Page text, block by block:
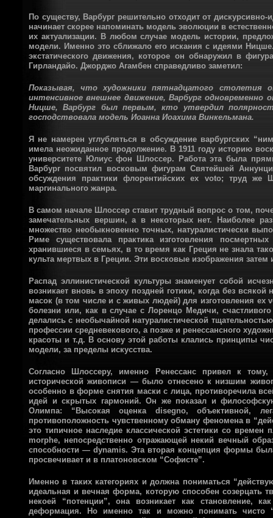
По существу, Варбург решительно отходит от
начинает скорее напоминать модель эволюции в
их актуализации. В любом случае модель истории,
модели. Именно это сближало его искания с идеями
экстатического движения, которое он обнаружил в
Гирландайо. Джорджо Агамбен справедливо заметил:
Показывая, что художники пятнадцатого столетия
интенсивное внешнее движение, Варбург одновременно
Ницше, Варбург был первым, кто утвердил
господствовала модель Иоанна Иоахима Винкельмана.
Я не намерен углубляться в обсуждение варбургских
имела неожиданное продолжение. В 1911 году историю
университете Юлиус фон Шлоссер. Работа эта была
Варбург посвятил восковым фигурам Святейшей
обсуждения практики флорентийских ex voto; труд же
маргинального жанра.
В самом начале Шлоссер ставит трудный вопрос о том,
замечательных вершин, а в некоторых нет. Наиболее
множество необыкновенно точных, натуралистически
Риме существовала практика изготовления
хранившиеся в семьях, в то время как Греция не знала
культа мертвых в Греции. Эти восковые изображения
Распад эллинистической культуры знаменует собой
возникает вновь в эпоху поздней готики, когда без
масок (в том числе и с живых людей) для изготовления ex
болезни или, как в случае с Лоренцо Медичи,
делались с необычайной натуралистической
профессии средневекового, а позже и ренессансного
красоты и т.д. В основу этой работы клались принципы
модели, за пределы искусства.
Согласно Шлоссеру, именно Ренессанс привел к
исторической живописи — было отнесено к низшим
особенно в форме снятия маски с лица, противоречила
идей и скрытых гармоний. Он же показал и философскую
Олимпа: “Высокая оценка disegno, объективной,
противоположность чувственному обману феномена в
это типичное наследие классической эстетики со
morphe, непосредственно отражающей некий вечный
способности — dynamis. Эта вторая концепция формы
просвечивает и в платоновском “Софисте”.
Именно в таких категориях и должна пониматься
идеальная и вечная форма, которую способен созерцать
некоей “потенции”, она возникает как становление,
деформация. Но именно так и можно понимать чисто